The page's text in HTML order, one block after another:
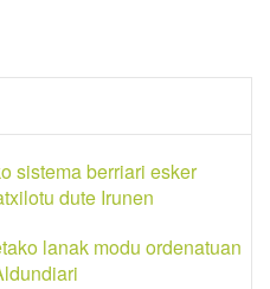
sistema berriari esker
dute Irunen
lanak modu ordenatuan